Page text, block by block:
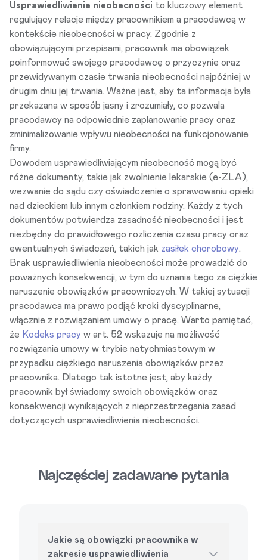
Usprawiedliwienie nieobecności to kluczowy element
regulujący relacje między pracownikiem a pracodawcą w
kontekście nieobecności w pracy. Zgodnie z
obowiązującymi przepisami, pracownik ma obowiązek
poinformować swojego pracodawcę o przyczynie oraz
przewidywanym czasie trwania nieobecności najpóźniej w
drugim dniu jej trwania. Ważne jest, aby ta informacja była
przekazana w sposób jasny i zrozumiały, co pozwala
pracodawcy na odpowiednie zaplanowanie pracy oraz
zminimalizowanie wpływu nieobecności na funkcjonowanie
firmy.
Dowodem usprawiedliwiającym nieobecność mogą być
różne dokumenty, takie jak zwolnienie lekarskie (e-ZLA),
wezwanie do sądu czy oświadczenie o sprawowaniu opieki
nad dzieckiem lub innym członkiem rodziny. Każdy z tych
dokumentów potwierdza zasadność nieobecności i jest
niezbędny do prawidłowego rozliczenia czasu pracy oraz
ewentualnych świadczeń, takich jak zasiłek chorobowy.
Brak usprawiedliwienia nieobecności może prowadzić do
poważnych konsekwencji, w tym do uznania tego za ciężkie
naruszenie obowiązków pracowniczych. W takiej sytuacji
pracodawca ma prawo podjąć kroki dyscyplinarne,
włącznie z rozwiązaniem umowy o pracę. Warto pamiętać,
że Kodeks pracy w art. 52 wskazuje na możliwość
rozwiązania umowy w trybie natychmiastowym w
przypadku ciężkiego naruszenia obowiązków przez
pracownika. Dlatego tak istotne jest, aby każdy
pracownik był świadomy swoich obowiązków oraz
konsekwencji wynikających z nieprzestrzegania zasad
dotyczących usprawiedliwienia nieobecności.
Najczęściej zadawane pytania
Jakie są obowiązki pracownika w
zakresie usprawiedliwienia